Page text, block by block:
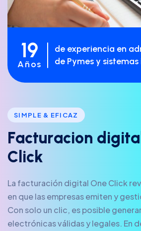
19
Años
de experiencia en
de Pymes y
SIMPLE & EFICAZ
Facturacion d igita
C ick
La facturación digital One Click
en que las empresas emiten y
Con solo un clic, es posible
electrónicas válidas y legales. En